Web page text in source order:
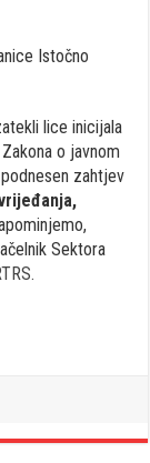
Istočno
lice inicijala
o javnom
zahtjev
Sektora